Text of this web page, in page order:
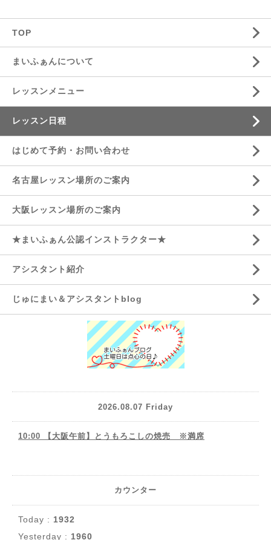
TOP
まいふぁんについて
レッスンメニュー
レッスン日程
はじめて予約・お問い合わせ
名古屋レッスン場所のご案内
大阪レッスン場所のご案内
★まいふぁん公認インストラクター★
アシスタント紹介
じゅにまい＆アシスタントblog
2026.08.07 Friday
10:00 【大阪午前】とうもろこしの焼売 ※満席
カウンター
Today : 1932
Yesterday : 1960